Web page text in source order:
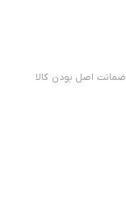
ضمانت اصل بودن کالا